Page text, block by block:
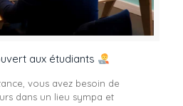
aux étudiants
vous avez besoin de
dans un lieu sympa et